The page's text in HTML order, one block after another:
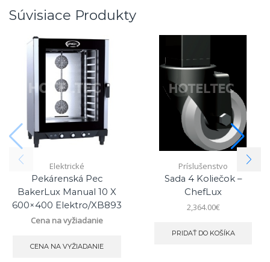
Súvisiace Produkty
Elektrické
Pekárenská Pec
BakerLux Manual 10 X
600×400 Elektro/XB893
Cena na vyžiadanie
CENA NA VYŽIADANIE
Príslušenstvo
Sada 4 Koliečok –
ChefLux
2,364.00€
PRIDAŤ DO KOŠÍKA